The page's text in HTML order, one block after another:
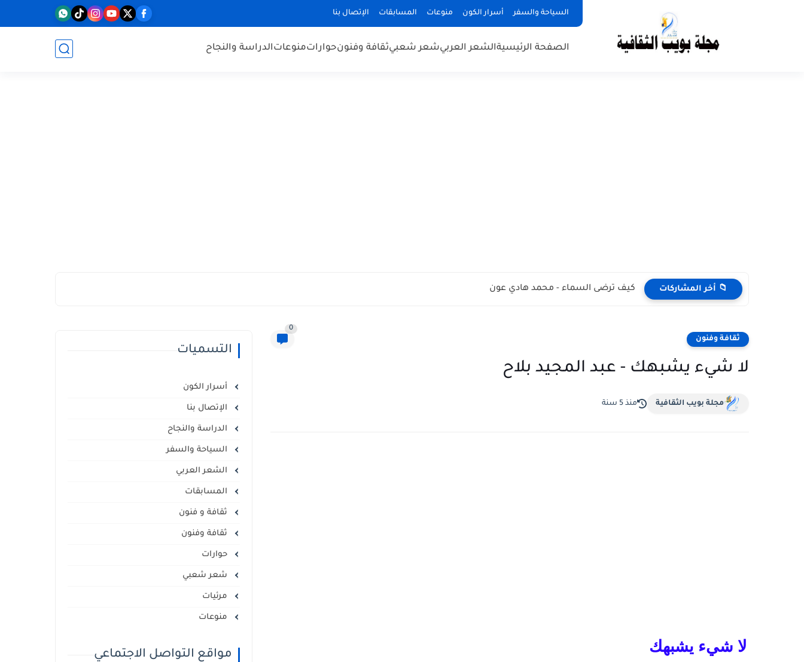
السياحة والسفر أسرار الكون منوعات المسابقات الإتصال بنا
الصفحة الرئيسيةالشعر العربيشعر شعبيثقافة وفنونحواراتمنوعاتالدراسة والنجاح
📁 أخر المشاركات كيف ترضى السماء - محمد هادي عون
ثقافة وفنون
0
لا شيء يشبهك - عبد المجيد بلاح
مجلة بويب الثقافية منذ 5 سنة
لا شيء يشبهك
التسميات
أسرار الكون
الإتصال بنا
الدراسة والنجاح
السياحة والسفر
الشعر العربي
المسابقات
ثقافة و فنون
ثقافة وفنون
حوارات
شعر شعبي
مرئيات
منوعات
مواقع التواصل الاجتماعي